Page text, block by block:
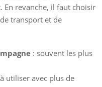
En revanche, il faut choisir
transport et de
: souvent les plus
utiliser avec plus de